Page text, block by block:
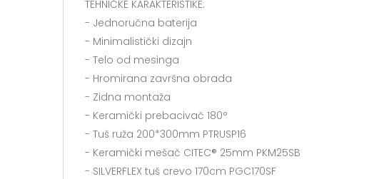
TEHNIČKE KARAKTERISTIKE:
- Jednoručna baterija
- Minimalistički dizajn
- Telo od mesinga
- Hromirana završna obrada
- Zidna montaža
- Keramički prebacivač 180°
- Tuš ruža 200*300mm PTRUSP16
- Keramički mešač CITEC® 25mm PKM25SB
- SILVERFLEX tuš crevo 170cm PGC170SF